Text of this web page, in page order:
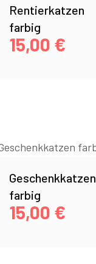
Rentierkatzen
farbig
15,00 €
Geschenkkatzen
farbig
15,00 €